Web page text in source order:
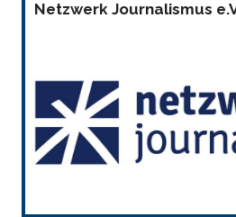
Netzwerk Journalismus